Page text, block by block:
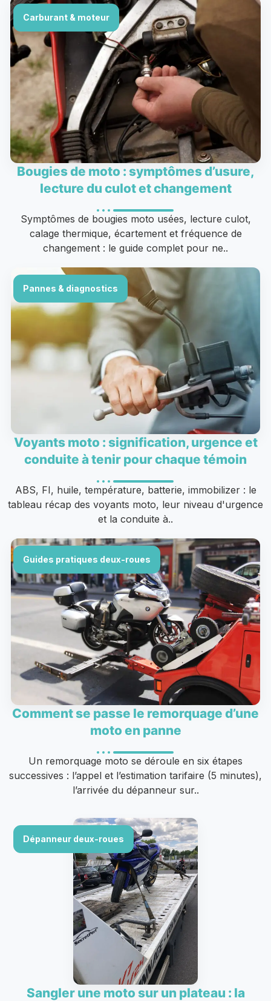
Carburant & moteur
Bougies de moto : symptômes d’usure,
lecture du culot et changement
Symptômes de bougies moto usées, lecture culot,
calage thermique, écartement et fréquence de
changement : le guide complet pour ne..
Pannes & diagnostics
Voyants moto : signification, urgence et
conduite à tenir pour chaque témoin
ABS, FI, huile, température, batterie, immobilizer : le
tableau récap des voyants moto, leur niveau d'urgence
et la conduite à..
Guides pratiques deux-roues
Comment se passe le remorquage d’une
moto en panne
Un remorquage moto se déroule en six étapes
successives : l’appel et l’estimation tarifaire (5 minutes),
l’arrivée du dépanneur sur..
Dépanneur deux-roues
Sangler une moto sur un plateau : la